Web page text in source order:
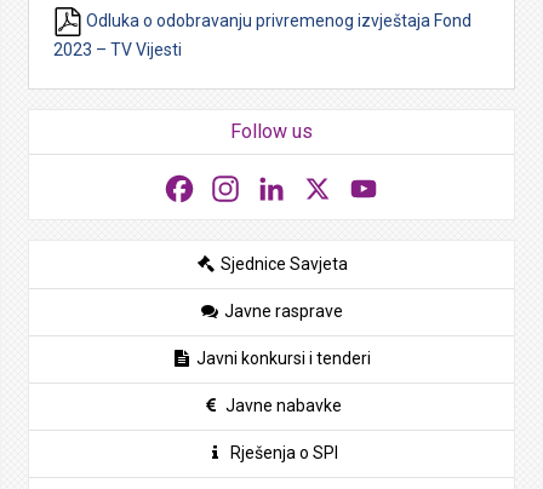
Odluka o odobravanju privremenog izvještaja Fond
2023 – TV Vijesti
Follow us
FacebookInstagramLinkedIn
Sjednice Savjeta
Javne rasprave
Javni konkursi i tenderi
Javne nabavke
Rješenja o SPI